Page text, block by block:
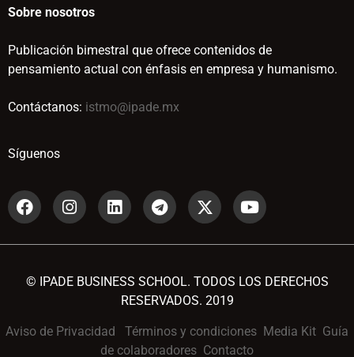
Sobre nosotros
Publicación bimestral que ofrece contenidos de
pensamiento actual con énfasis en empresa y humanismo.
Contáctanos: istmo@ipade.mx
Síguenos
© IPADE BUSINESS SCHOOL. TODOS LOS DERECHOS
RESERVADOS. 2019
Aviso de Privacidad Términos y condiciones Media Kit Guía
de colaboradores Contacto